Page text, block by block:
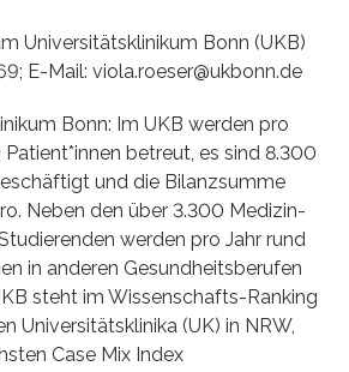
Universitätsklinikum Bonn (UKB)
E-Mail: viola.roeser@ukbonn.de
Bonn: Im UKB werden pro
betreut, es sind 8.300
und die Bilanzsumme
Neben den über 3.300 Medizin-
werden pro Jahr rund
in anderen Gesundheitsberufen
steht im Wissenschafts-Ranking
Universitätsklinika (UK) in NRW,
Case Mix Index